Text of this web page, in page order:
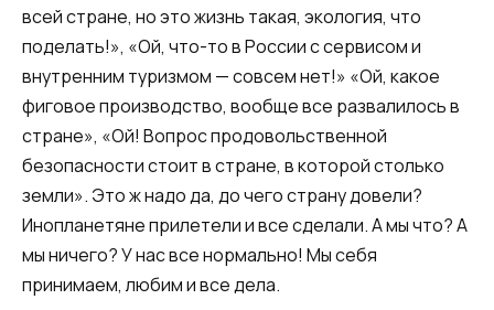
всей стране, но это жизнь такая, экология, что
поделать!», «Ой, что-то в России с сервисом и
внутренним туризмом — совсем нет!» «Ой, какое
фиговое производство, вообще все развалилось в
стране», «Ой! Вопрос продовольственной
безопасности стоит в стране, в которой столько
земли». Это ж надо да, до чего страну довели?
Инопланетяне прилетели и все сделали. А мы что? А
мы ничего? У нас все нормально! Мы себя
принимаем, любим и все дела.